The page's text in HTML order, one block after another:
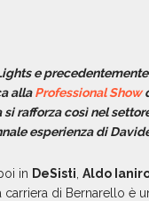
e precedentemente
allaProfessional Show
si rafforza così nel
esperienza di
poi in DeSisti Aldo
carriera di Bernarello è